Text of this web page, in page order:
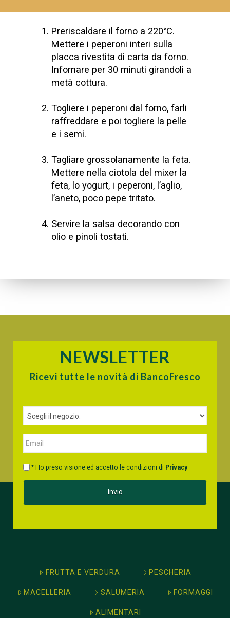
Preriscaldare il forno a 220°C.
Mettere i peperoni interi sulla
placca rivestita di carta da forno.
Infornare per 30 minuti girandoli a
metà cottura.
Togliere i peperoni dal forno, farli
raffreddare e poi togliere la pelle
e i semi.
Tagliare grossolanamente la feta.
Mettere nella ciotola del mixer la
feta, lo yogurt, i peperoni, l’aglio,
l’aneto, poco pepe tritato.
Servire la salsa decorando con
olio e pinoli tostati.
NEWSLETTER
Ricevi tutte le novità di BancoFresco
* Ho preso visione ed accetto le condizioni di Privacy
FRUTTA E VERDURA PESCHERIA
MACELLERIA SALUMERIA FORMAGGI
ALIMENTARI